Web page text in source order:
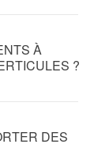
À
?
DES